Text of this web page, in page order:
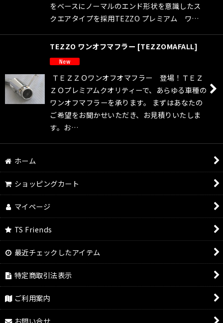
をベースにノーマルのエンド形状を意識したス
クエアタイプを採用TEZZO プレミアム ワ…
TEZZO ワンオフマフラー [TEZZOMAFALL]
ＴＥＺＺＯワンオフオマフラー 登場！ＴＥＺ
ＺＯプレミアムクオリティーで、あらゆる車種の
ワンオフマフラーを承ります。 まずはあなたの
ご希望をお聞かせいただき、お見積りいたしま
す。お…
ホーム
ショッピングカート
マイページ
TS Friends
最近チェックしたアイテム
特定商取引法表示
ご利用案内
お問い合せ